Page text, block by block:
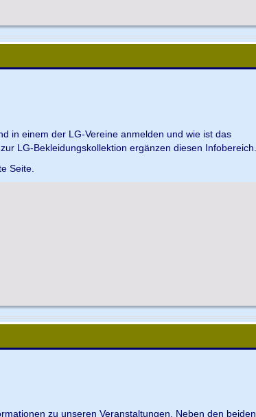
in einem der LG-Vereine anmelden und wie ist das
LG-Bekleidungskollektion ergänzen diesen Infobereich.
Seite.
zu unseren Veranstaltungen. Neben den beiden